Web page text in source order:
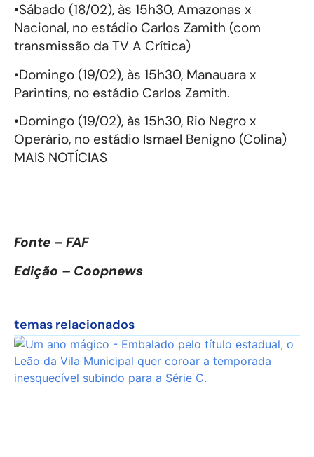
•Sábado (18/02), às 15h30, Amazonas x
Nacional, no estádio Carlos Zamith (com
transmissão da TV A Crítica)
•Domingo (19/02), às 15h30, Manauara x
Parintins, no estádio Carlos Zamith.
•Domingo (19/02), às 15h30, Rio Negro x
Operário, no estádio Ismael Benigno (Colina)
MAIS NOTÍCIAS
Fonte – FAF
Edição – Coopnews
temas relacionados